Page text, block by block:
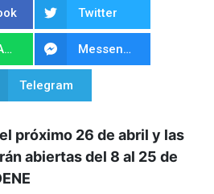
Twitter
WhatsApp Messenger
Telegram
próximo 26 de abril y las
abiertas del 8 al 25 de